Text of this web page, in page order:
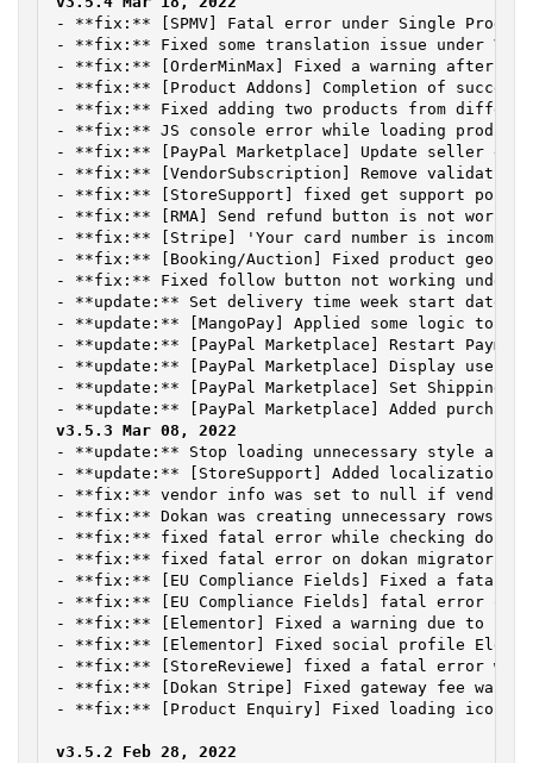
- **fix:** [SPMV] Fatal error under Single
- **fix:** Fixed some translation issue under
- **fix:** [OrderMinMax] Fixed a warning after
- **fix:** [Product Addons] Completion of
- **fix:** Fixed adding two products from
- **fix:** JS console error while loading product
- **fix:** [PayPal Marketplace] Update seller
- **fix:** [VendorSubscription] Remove
- **fix:** [StoreSupport] fixed get support popup
- **fix:** [RMA] Send refund button is not working
- **fix:** [Stripe] 'Your card number is
- **fix:** [Booking/Auction] Fixed product
- **fix:** Fixed follow button not working under
- **update:** Set delivery time week start date
- **update:** [MangoPay] Applied some logic to
- **update:** [PayPal Marketplace] Restart
- **update:** [PayPal Marketplace] Display user
- **update:** [PayPal Marketplace] Set
- **update:** Stop loading unnecessary style and
- **update:** [StoreSupport] Added localization
- **fix:** vendor info was set to null if vendor
- **fix:** Dokan was creating unnecessary rows in
- **fix:** fixed fatal error while checking
- **fix:** fixed fatal error on dokan migrator
- **fix:** [EU Compliance Fields] Fixed a fatal
- **fix:** [EU Compliance Fields] fatal error on
- **fix:** [Elementor] Fixed a warning due to
- **fix:** [Elementor] Fixed social profile
- **fix:** [StoreReviewe] fixed a fatal error
- **fix:** [Dokan Stripe] Fixed gateway fee was